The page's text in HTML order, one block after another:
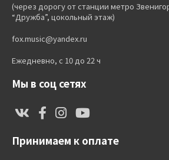
(через дорогу от станции метро
“Дружба”, цокольный этаж)
fox.music@yandex.ru
Ежедневно, с 10 до 22 ч
Мы в соц сетях
Принимаем к оплате